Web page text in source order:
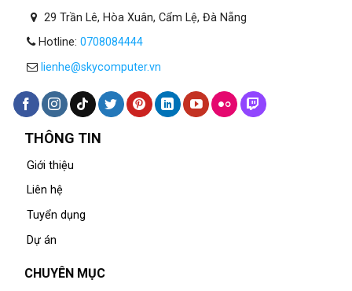
29 Trần Lê, Hòa Xuân, Cẩm Lệ, Đà Nẵng
Hotline: 0708084444
lienhe@skycomputer.vn
THÔNG TIN
Giới thiệu
Liên hệ
Tuyển dụng
Dự án
CHUYÊN MỤC